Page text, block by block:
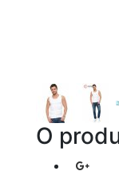
O